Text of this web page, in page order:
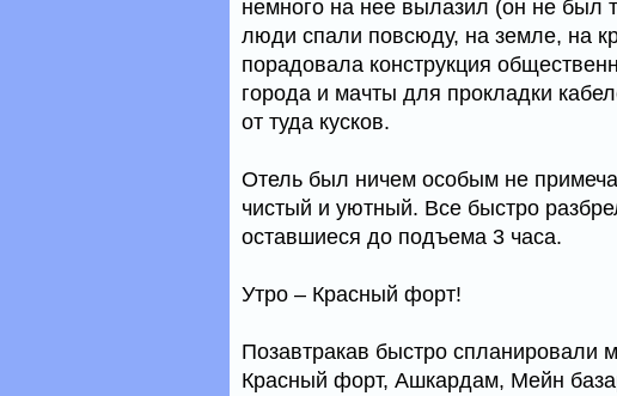
немного на нее вылазил (он не был
люди спали повсюду, на земле, на
порадовала конструкция
города и мачты для прокладки
от туда кусков.
Отель был ничем особым не
чистый и уютный. Все быстро
оставшиеся до подъема 3 часа.
Утро – Красный форт!
Позавтракав быстро спланировали
Красный форт, Ашкардам, Мейн